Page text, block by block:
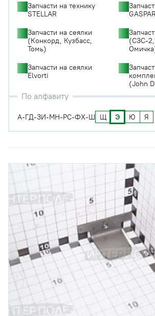
Запчасти на технику
STELLAR
Запчасти на сеялки
(Конкорд, Кузбасс,
Томь)
(СЗС-
Запчасти на сеялки
Elvorti
(John
По алфавиту
А-ГД-ЗИ-МН-РС-ФХ-Ш Щ Э Ю Я